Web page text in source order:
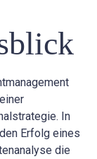
In
Erfolg eines
die